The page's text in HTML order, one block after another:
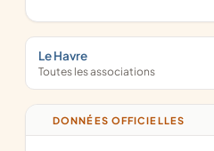
Le Havre
Toutes les associations
DONNÉES OFFICIELLES